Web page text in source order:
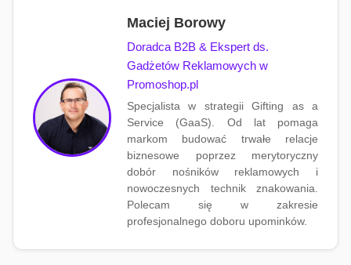
Maciej Borowy
Doradca B2B & Ekspert ds.
Gadżetów Reklamowych w
Promoshop.pl
Specjalista w strategii Gifting as a
Service (GaaS). Od lat pomaga
markom budować trwałe relacje
biznesowe poprzez merytoryczny
dobór nośników reklamowych i
nowoczesnych technik znakowania.
Polecam się w zakresie
profesjonalnego doboru upominków.